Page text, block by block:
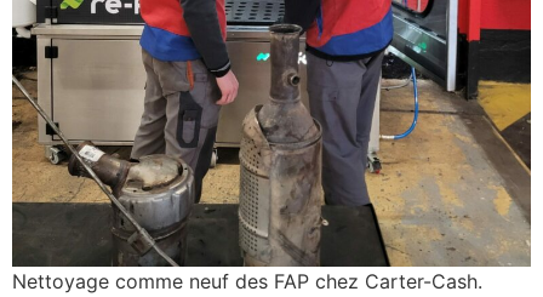
Nettoyage comme neuf des FAP chez Carter-Cash.